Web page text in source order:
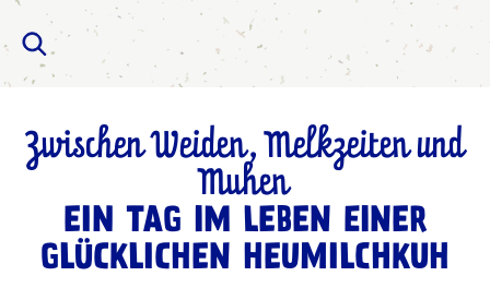
Zwischen Weiden, Melkzeiten und
Muhen
EIN TAG IM LEBEN EINER
GLÜCKLICHEN HEUMILCHKUH